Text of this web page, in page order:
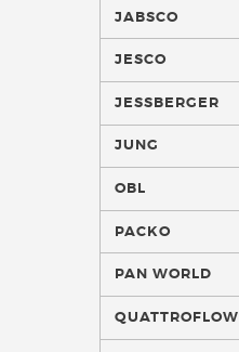
JABSCO
JESCO
JESSBERGER
JUNG
OBL
PACKO
PAN WORLD
QUATTROFLOW